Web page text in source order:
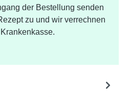
der Bestellung senden
zu und wir verrechnen